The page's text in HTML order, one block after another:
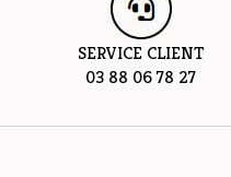
SERVICE CLIENT
03 88 06 78 27